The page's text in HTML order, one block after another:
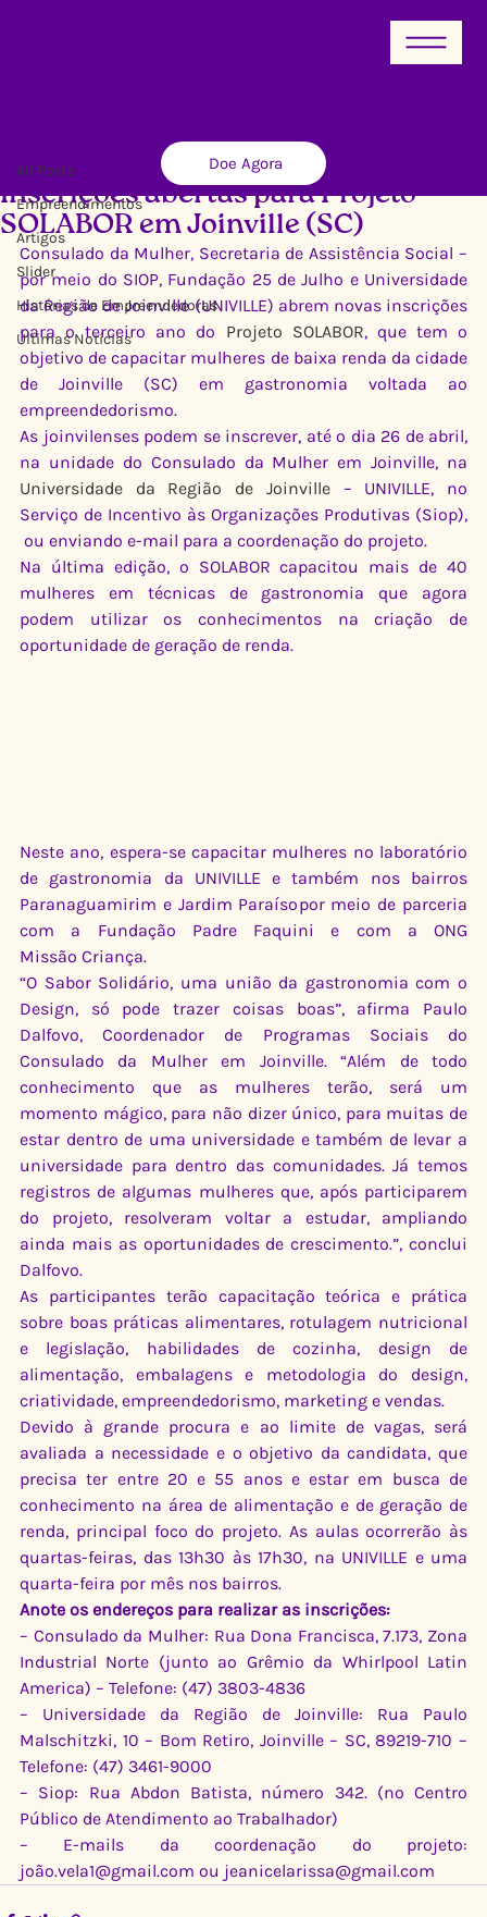
Doe Agora
All Posts
Empreendimentos
Artigos
Slider
Histórias de Empreendedoras
Últimas Notícias
Inscrições abertas para Projeto
SOLABOR em Joinville (SC)
Ricardo Xavier 24 de abr. de 2015 2 min de leitura
Consulado da Mulher, Secretaria de Assistência Social –
por meio do SIOP, Fundação 25 de Julho e Universidade
da Região de Joinville (UNIVILLE) abrem novas inscrições
para o terceiro ano do Projeto SOLABOR, que tem o
objetivo de capacitar mulheres de baixa renda da cidade
de Joinville (SC) em gastronomia voltada ao
empreendedorismo.
As joinvilenses podem se inscrever, até o dia 26 de abril,
Universidade da Região de Joinville – UNIVILLE, no
Serviço de Incentivo às Organizações Produtivas (Siop),
ou enviando e-mail para a coordenação do projeto.
Na última edição, o SOLABOR capacitou mais de 40
mulheres em técnicas de gastronomia que agora
podem utilizar os conhecimentos na criação de
oportunidade de geração de renda.
Neste ano, espera-se capacitar mulheres no laboratório
de gastronomia da UNIVILLE e também nos bairros
Paranaguamirim e Jardim Paraísopor meio de parceria
com a Fundação Padre Faquini e com a ONG
Missão Criança.
“O Sabor Solidário, uma união da gastronomia com o
Design, só pode trazer coisas boas”, afirma Paulo
Dalfovo, Coordenador de Programas Sociais do
Consulado da Mulher em Joinville. “Além de todo
conhecimento que as mulheres terão, será um
momento mágico, para não dizer único, para muitas de
estar dentro de uma universidade e também de levar a
universidade para dentro das comunidades. Já temos
registros de algumas mulheres que, após participarem
do projeto, resolveram voltar a estudar, ampliando
ainda mais as oportunidades de crescimento.”, conclui
Dalfovo.
As participantes terão capacitação teórica e prática
sobre boas práticas alimentares, rotulagem nutricional
e legislação, habilidades de cozinha, design de
alimentação, embalagens e metodologia do design,
criatividade, empreendedorismo, marketing e vendas.
Devido à grande procura e ao limite de vagas, será
avaliada a necessidade e o objetivo da candidata, que
precisa ter entre 20 e 55 anos e estar em busca de
conhecimento na área de alimentação e de geração de
renda, principal foco do projeto. As aulas ocorrerão às
quartas-feiras, das 13h30 às 17h30, na UNIVILLE e uma
quarta-feira por mês nos bairros.
Anote os endereços para realizar as inscrições:
– Consulado da Mulher: Rua Dona Francisca, 7.173, Zona
Industrial Norte (junto ao Grêmio da Whirlpool Latin
America) – Telefone: (47) 3803-4836
– Universidade da Região de Joinville: Rua Paulo
Malschitzki, 10 – Bom Retiro, Joinville – SC, 89219-710 –
Telefone: (47) 3461-9000
– Siop: Rua Abdon Batista, número 342. (no Centro
Público de Atendimento ao Trabalhador)
– E-mails da coordenação do projeto:
joão.vela1@gmail.com ou jeanicelarissa@gmail.com